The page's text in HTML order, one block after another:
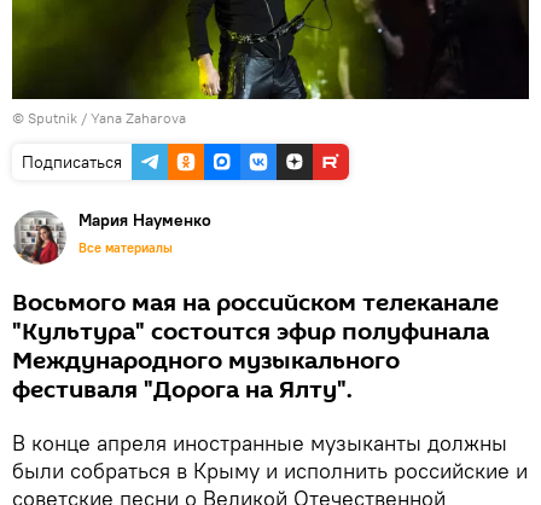
© Sputnik / Yana Zaharova
Подписаться
Мария Науменко
Все материалы
Восьмого мая на российском телеканале
"Культура" состоится эфир полуфинала
Международного музыкального
фестиваля "Дорога на Ялту".
В конце апреля иностранные музыканты должны
были собраться в Крыму и исполнить российские и
советские песни о Великой Отечественной